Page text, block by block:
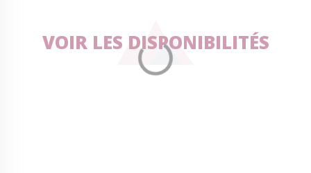
VOIR LES DISPONIBILITÉS